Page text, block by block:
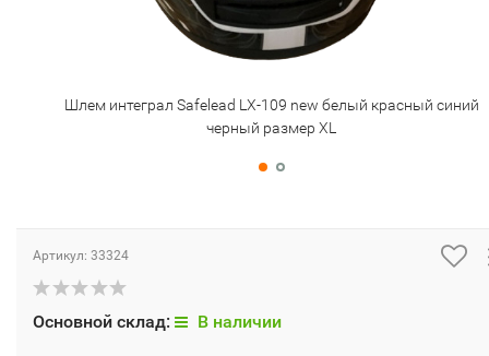
Шлем интеграл Safelead LX-109 new белый красный синий
черный размер XL
Артикул: 33324
Основной склад: В наличии